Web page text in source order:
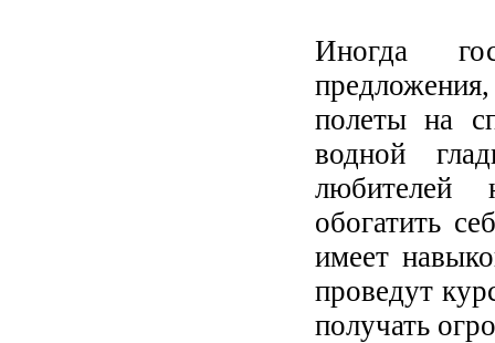
Иногда
полеты на
водной
любителей
обогатить
имеет
проведут
получать